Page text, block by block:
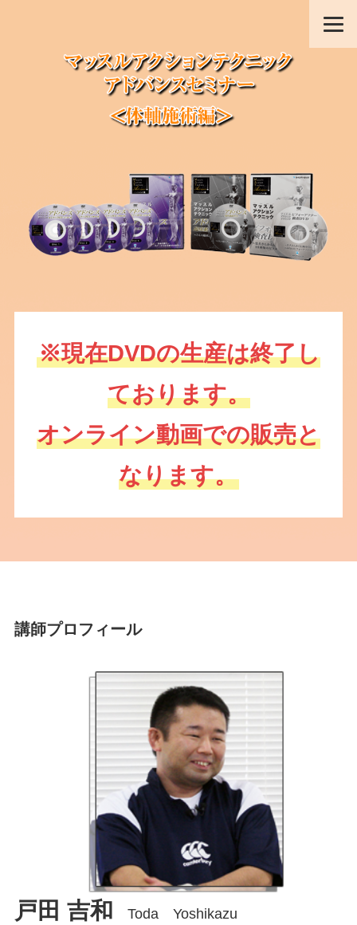
※現在DVDの生産は終了し
ております。
オンライン動画での販売と
なります。
講師プロフィール
戸田 吉和 Toda Yoshikazu